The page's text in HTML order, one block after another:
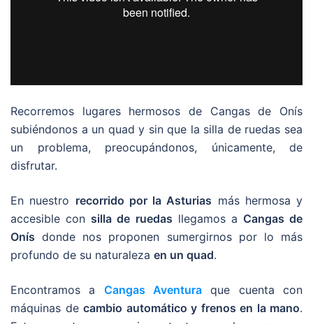
Recorremos lugares hermosos de Cangas de Onís
subiéndonos a un quad y sin que la silla de ruedas sea
un problema, preocupándonos, únicamente, de
disfrutar.
En nuestro recorrido por la Asturias más hermosa y
accesible consilla de ruedas llegamos a Cangas de
Onís donde nos proponen sumergirnos por lo más
profundo de su naturaleza en un quad.
Encontramos a Cangas Aventura que cuenta con
máquinas de cambio automático y frenos en la mano.